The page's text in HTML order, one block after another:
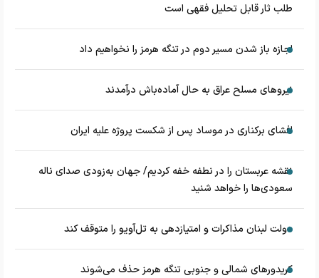
طلب ثار قابل تحلیل فقهی است
اجازه باز شدن مسیر دوم در تنگه هرمز را نخواهیم داد
نیروهای مسلح عراق به حال آماده‌باش درآمدند
افشای برکناری در موساد پس از شکست پروژه علیه ایران
نقشه عربستان را در نطفه خفه کردیم/ جهان به‌زودی صدای ناله
سعودی‌ها را خواهد شنید
دولت لبنان مذاکرات و امتیازدهی به تل‌آویو را متوقف کند
کریدورهای شمالی و جنوبی تنگه هرمز حذف می‌شوند